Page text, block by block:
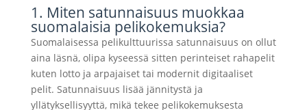
1. Miten satunnaisuus muokkaa
suomalaisia pelikokemuksia?
Suomalaisessa pelikulttuurissa satunnaisuus on ollut
aina läsnä, olipa kyseessä sitten perinteiset rahapelit
kuten lotto ja arpajaiset tai modernit digitaaliset
pelit. Satunnaisuus lisää jännitystä ja
yllätyksellisyyttä, mikä tekee pelikokemuksesta